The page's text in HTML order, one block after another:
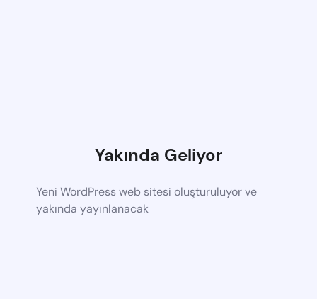
Yakında Geliyor
Yeni WordPress web sitesi oluşturuluyor ve
yakında yayınlanacak